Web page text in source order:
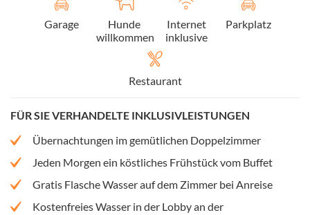
Garage
Hunde
willkommen
Internet
inklusive
Parkplatz
Restaurant
FÜR SIE VERHANDELTE INKLUSIVLEISTUNGEN
Übernachtungen im gemütlichen Doppelzimmer
Jeden Morgen ein köstliches Frühstück vom Buffet
Gratis Flasche Wasser auf dem Zimmer bei Anreise
Kostenfreies Wasser in der Lobby an der